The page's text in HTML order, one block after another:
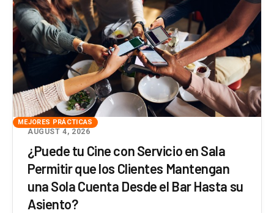
MEJORES PRÁCTICAS
AUGUST 4, 2026
¿Puede tu Cine con Servicio en Sala
Permitir que los Clientes Mantengan
una Sola Cuenta Desde el Bar Hasta su
Asiento?